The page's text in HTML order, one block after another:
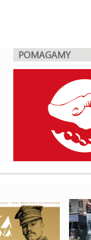
POMAGAMY